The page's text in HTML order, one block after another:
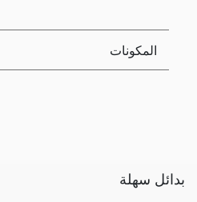
المكونات
بدائل سهلة